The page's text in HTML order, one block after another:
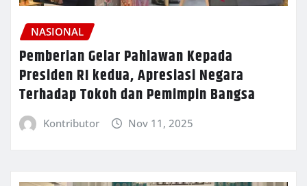
NASIONAL
Pemberian Gelar Pahlawan Kepada
Presiden RI kedua, Apresiasi Negara
Terhadap Tokoh dan Pemimpin Bangsa
Kontributor Nov 11, 2025